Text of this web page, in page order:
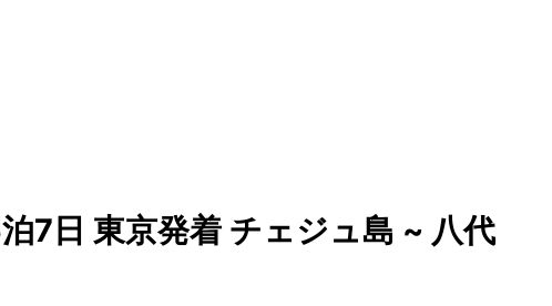
7日 東京発着 チェジュ島 ~ 八代